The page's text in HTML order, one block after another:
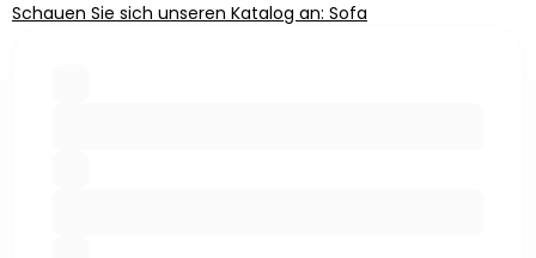
Schauen Sie sich unseren Katalog an: Sofa